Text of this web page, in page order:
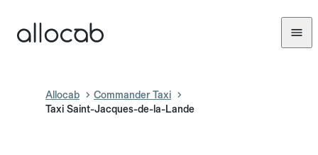
Allocab
Commander Taxi
Taxi Saint-Jacques-de-la-Lande